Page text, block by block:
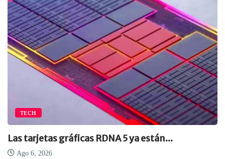
TECH
Las tarjetas gráficas RDNA 5 ya están...
Ago 6, 2026